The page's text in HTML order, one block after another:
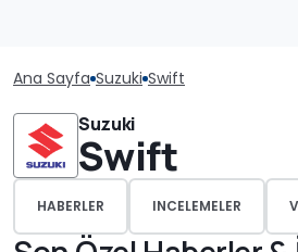
Ana Sayfa Suzuki Swift
Suzuki
Swift
HABERLER INCELEMELER